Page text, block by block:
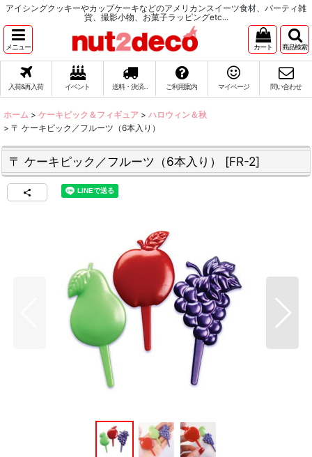
アイシングクッキーやカップケーキなどのアメリカンスイーツ食材、パーティ雑
貨、撮影小物、お菓子ラッピングetc...
メニュー カート 商品検索
入荷&再入荷 イベント 送料・決済... ご利用案内 マイページ 問い合わせ
ホーム > ケーキピック＆フィギュア > ハロウィン＆秋
> 〒 ケーキピック／フルーツ（6本入り）
〒 ケーキピック／フルーツ（6本入り） [FR-2]